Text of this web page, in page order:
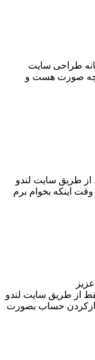
طراحی سایت
چه صورت هست و
طریق سایت لندو
اینکه بخوام برم
از طریق سایت لندو
بازکردن حساب بصورت